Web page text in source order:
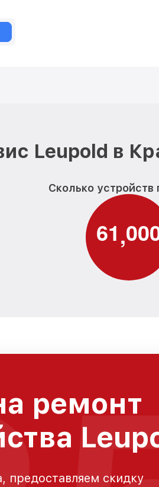
Leupold в
Сколько устройств
61,00
ремонт
предоставляем скидку